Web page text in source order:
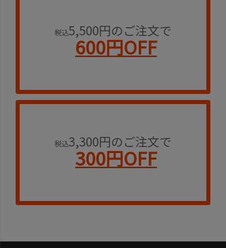
税込5,500円のご注文で
600円OFF
税込3,300円のご注文で
300円OFF